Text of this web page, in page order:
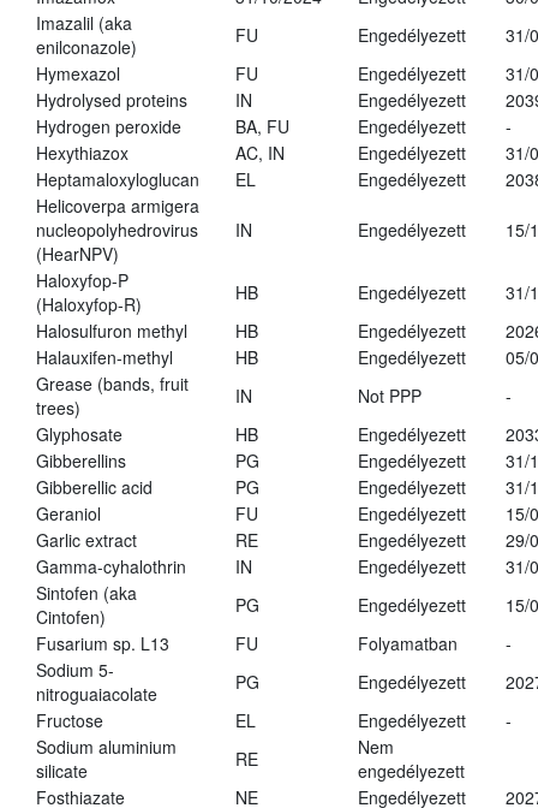
Imazalil (aka
enilconazole)
FU Engedélyezett
31/
Hymexazol
FU Engedélyezett
31/
Hydrolysed proteins
IN Engedélyezett
Hydrogen peroxide
BA, FU Engedélyezett
-
Hexythiazox
AC, IN Engedélyezett
31/
Heptamaloxyloglucan
EL Engedélyezett
Helicoverpa armigera
nucleopolyhedrovirus
(HearNPV)
IN Engedélyezett 15/
Haloxyfop-P
(Haloxyfop-R)
HB Engedélyezett
31/
Halosulfuron methyl
HB Engedélyezett
Halauxifen-methyl
HB Engedélyezett
05/
Grease (bands, fruit
trees)
IN Not PPP
-
Glyphosate
HB Engedélyezett
Gibberellins
PG Engedélyezett
31/
Gibberellic acid
PG Engedélyezett
31/
Geraniol
FU Engedélyezett
15/
Garlic extract
RE Engedélyezett
29/
Gamma-cyhalothrin
IN Engedélyezett
31/
Sintofen (aka
Cintofen)
PG Engedélyezett
15/
Fusarium sp. L13
FU Folyamatban
-
Sodium 5-
nitroguaiacolate
PG Engedélyezett
Fructose
EL Engedélyezett
-
Sodium aluminium
silicate
RE
Nem
engedélyezett
Fosthiazate
NE Engedélyezett